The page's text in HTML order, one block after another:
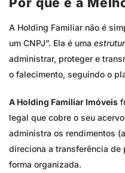
A Holding Familiar não é
um CNPJ”. Ela é uma
administrar, proteger e
o falecimento, seguindo o
A Holding Familiar Imóveis
legal que cobre o seu
administra os rendimentos
direciona a transferência de
forma organizada.